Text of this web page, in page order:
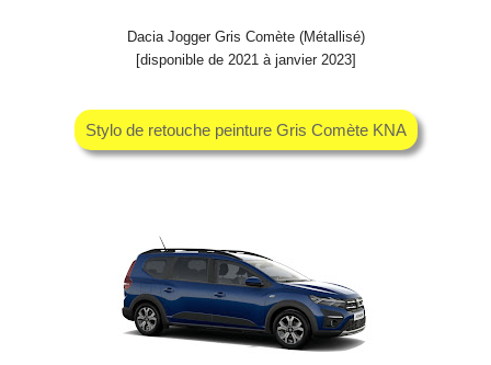
Dacia Jogger Gris Comète (Métallisé)
[disponible de 2021 à janvier 2023]
Stylo de retouche peinture Gris Comète KNA